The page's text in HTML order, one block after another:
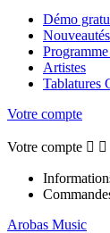
Démo
Artistes
Tablatures
Votre compte
Votre compte  
Arobas Music